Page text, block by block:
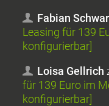
Fabian
Leasing für 139
konfigurierbar]
Loisa Gellrich
für 139 Euro im
konfigurierbar]